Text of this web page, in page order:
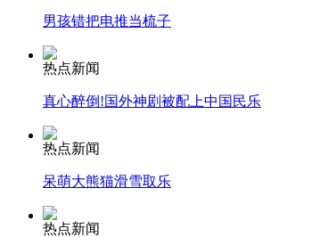
外交部：反对强权政治霸凌主义
安徽一实载49人客车翻车
男孩错把电推当梳子
热点新闻
真心醉倒!国外神剧被配上中国民乐
热点新闻
呆萌大熊猫滑雪取乐
热点新闻